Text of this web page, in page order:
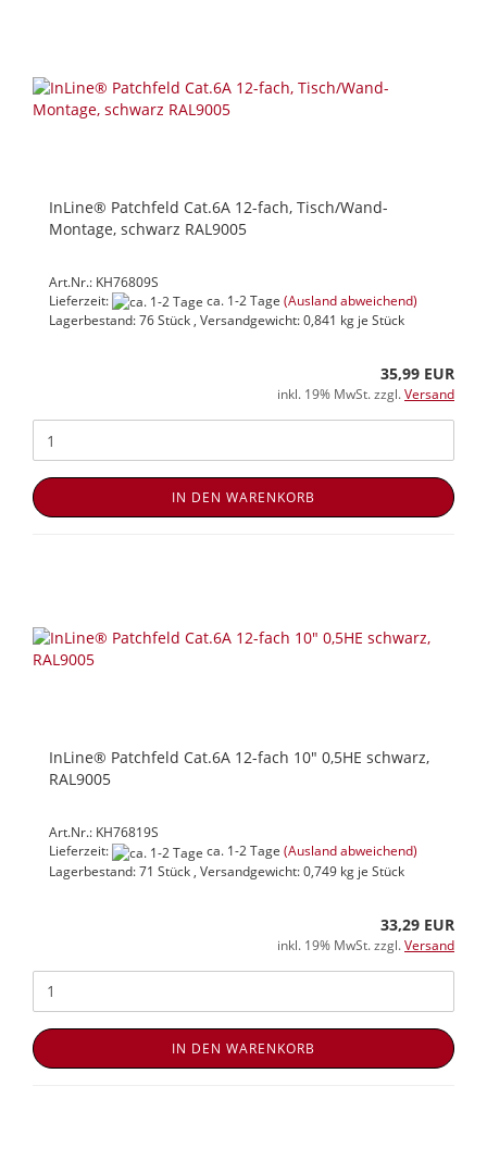
InLine® Patchfeld Cat.6A 12-fach, Tisch/Wand-
Montage, schwarz RAL9005
Art.Nr.: KH76809S
Lieferzeit:
ca. 1-2 Tage (Ausland abweichend)
Lagerbestand: 76 Stück , Versandgewicht:0,841 kg je Stück
35,99 EUR
inkl. 19% MwSt. zzgl.Versand
IN DEN WARENKORB
InLine® Patchfeld Cat.6A 12-fach 10" 0,5HE schwarz,
RAL9005
Art.Nr.: KH76819S
Lieferzeit:
ca. 1-2 Tage (Ausland abweichend)
Lagerbestand: 71 Stück , Versandgewicht:0,749 kg je Stück
33,29 EUR
inkl. 19% MwSt. zzgl.Versand
IN DEN WARENKORB